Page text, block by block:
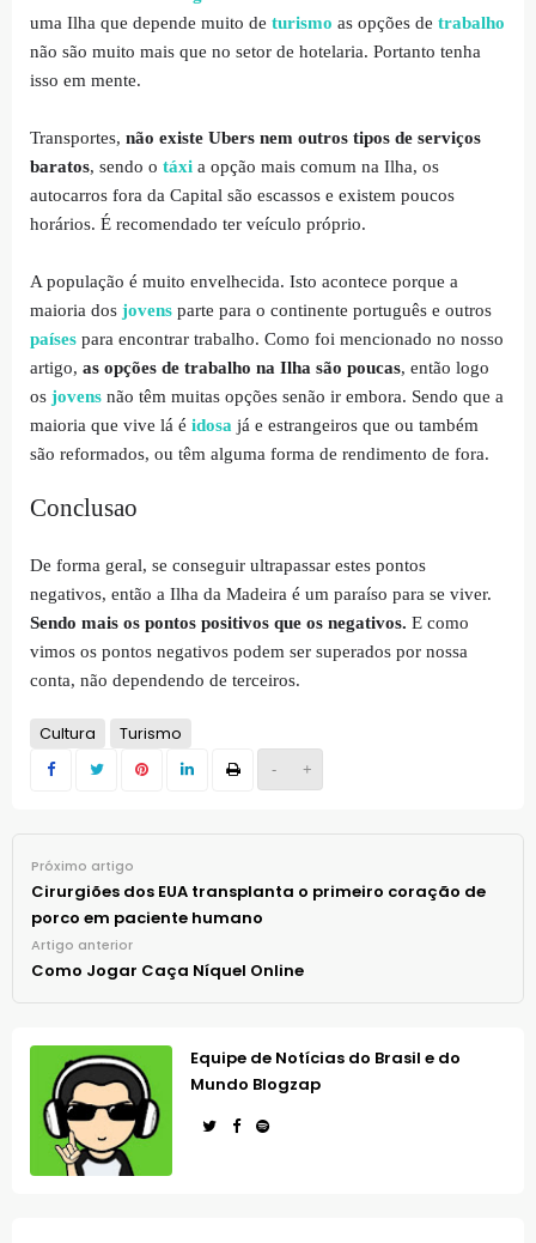
- +
uma Ilha que depende muito de turismo as opções de trabalho
não são muito mais que no setor de hotelaria. Portanto tenha
isso em mente.
Transportes, não existe Ubers nem outros tipos de serviços
baratos, sendo o táxi a opção mais comum na Ilha, os
autocarros fora da Capital são escassos e existem poucos
horários. É recomendado ter veículo próprio.
A população é muito envelhecida. Isto acontece porque a
maioria dos jovens parte para o continente português e outros
países para encontrar trabalho. Como foi mencionado no nosso
artigo, as opções de trabalho na Ilha são poucas, então logo
os jovens não têm muitas opções senão ir embora. Sendo que a
maioria que vive lá é idosa já e estrangeiros que ou também
são reformados, ou têm alguma forma de rendimento de fora.
Conclusao
De forma geral, se conseguir ultrapassar estes pontos
negativos, então a Ilha da Madeira é um paraíso para se viver.
Sendo mais os pontos positivos que os negativos. E como
vimos os pontos negativos podem ser superados por nossa
conta, não dependendo de terceiros.
Cultura Turismo
Próximo artigo
Cirurgiões dos EUA transplanta o primeiro coração de
porco em paciente humano
Artigo anterior
Como Jogar Caça Níquel Online
Equipe de Notícias do Brasil e do
Mundo Blogzap